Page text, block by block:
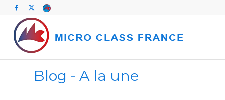
Blog - A la une